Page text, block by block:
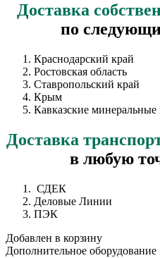
Доставка
по
Краснодарский край
Ростовская область
Ставропольский край
Крым
Кавказские
Доставка
в любую
СДЕК
Деловые Линии
ПЭК
Добавлен в корзину
Дополнительное оборудование